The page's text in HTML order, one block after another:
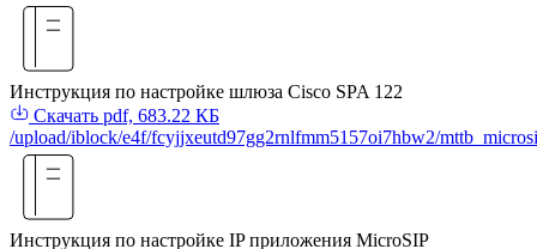
Инструкция по настройке шлюза Cisco SPA 122
Скачать pdf, 683.22 КБ
/upload/iblock/e4f/fcyjjxeutd97gg2rnlfmm5157oi7hbw2/
Инструкция по настройке IP приложения MicroSIP